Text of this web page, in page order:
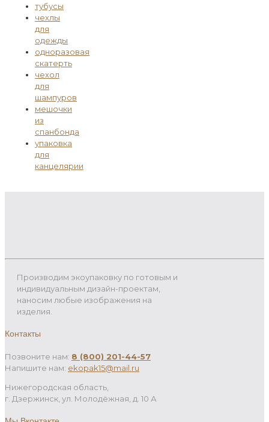
тубусы
чехлы
для
одежды
одноразовая
скатерть
чехол
для
шампуров
мешочки
из
спанбонда
упаковка
для
канцелярии
Производим экоупаковку по готовым и
индивидуальным дизайн-проектам,
наносим любые изображения на
изделия.
Контакты
Позвоните нам: 8 (800) 201-44-57
Напишите нам: ekopak15@mail.ru
Нижегородская область,
г. Дзержинск, ул. Молодёжная, д. 10 А